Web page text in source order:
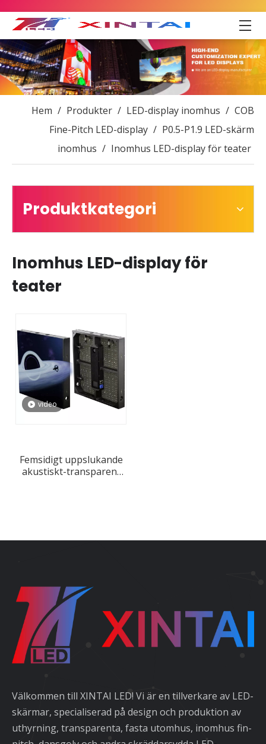
Hem / Produkter / LED-display inomhus / COB
Fine-Pitch LED-display / P0.5-P1.9 LED-skärm
inomhus / Inomhus LED-display för teater
Produktkategori
Inomhus LED-display för
teater
video
Femsidigt uppslukande
akustiskt-transparent
Välkommen till XINTAI LED! Vi är en tillverkare av LED-
skärmar, specialiserad på design och produktion av
uthyrning, transparenta, fasta utomhus, inomhus fin-